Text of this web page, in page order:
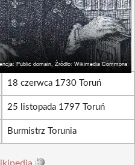
18 czerwca 1730 Toruń
25 listopada 1797 Toruń
Burmistrz Torunia